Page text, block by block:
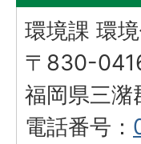
環境課 環
〒830-
福岡県三
電話番号：